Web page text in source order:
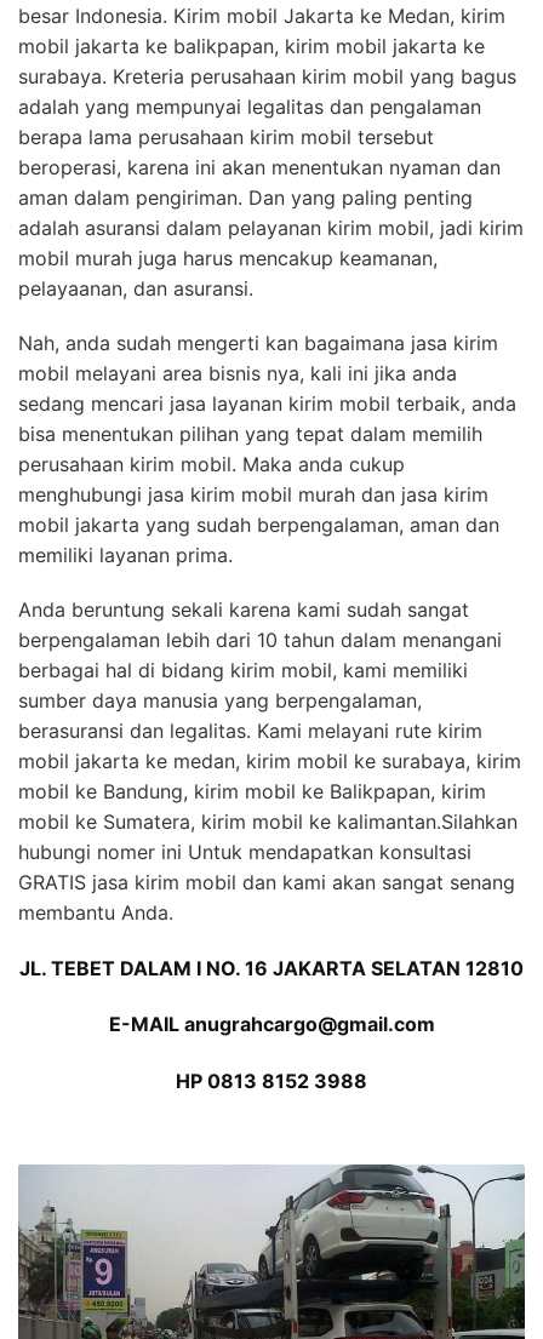
besar Indonesia. Kirim mobil Jakarta ke Medan, kirim
mobil jakarta ke balikpapan, kirim mobil jakarta ke
surabaya. Kreteria perusahaan kirim mobil yang bagus
adalah yang mempunyai legalitas dan pengalaman
berapa lama perusahaan kirim mobil tersebut
beroperasi, karena ini akan menentukan nyaman dan
aman dalam pengiriman. Dan yang paling penting
adalah asuransi dalam pelayanan kirim mobil, jadi kirim
mobil murah juga harus mencakup keamanan,
pelayaanan, dan asuransi.
Nah, anda sudah mengerti kan bagaimana jasa kirim
mobil melayani area bisnis nya, kali ini jika anda
sedang mencari jasa layanan kirim mobil terbaik, anda
bisa menentukan pilihan yang tepat dalam memilih
perusahaan kirim mobil. Maka anda cukup
menghubungi jasa kirim mobil murah dan jasa kirim
mobil jakarta yang sudah berpengalaman, aman dan
memiliki layanan prima.
Anda beruntung sekali karena kami sudah sangat
berpengalaman lebih dari 10 tahun dalam menangani
berbagai hal di bidang kirim mobil, kami memiliki
sumber daya manusia yang berpengalaman,
berasuransi dan legalitas. Kami melayani rute kirim
mobil jakarta ke medan, kirim mobil ke surabaya, kirim
mobil ke Bandung, kirim mobil ke Balikpapan, kirim
mobil ke Sumatera, kirim mobil ke kalimantan.Silahkan
hubungi nomer ini Untuk mendapatkan konsultasi
GRATIS jasa kirim mobil dan kami akan sangat senang
membantu Anda.
JL. TEBET DALAM I NO. 16 JAKARTA SELATAN 12810
E-MAIL anugrahcargo@gmail.com
HP 0813 8152 3988